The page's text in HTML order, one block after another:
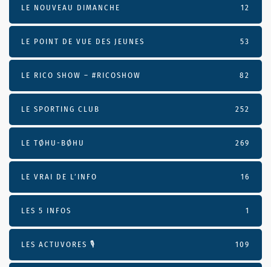
LE NOUVEAU DIMANCHE 12
LE POINT DE VUE DES JEUNES 53
LE RICO SHOW – #RICOSHOW 82
LE SPORTING CLUB 252
LE TØHU-BØHU 269
LE VRAI DE L’INFO 16
LES 5 INFOS 1
LES ACTUVORES 🎙 109